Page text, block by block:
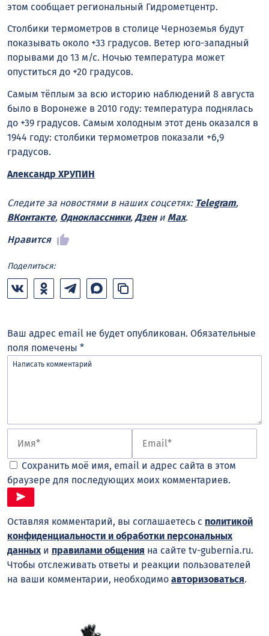
этом сообщает региональный Гидрометцентр.
Столбики термометров в столице Черноземья будут
показывать около +33 градусов. Ветер юго-западный
порывами до 13 м/с. Ночью температура может
опуститься до +20 градусов.
Самым тёплым за всю историю наблюдений 8 августа
было в Воронеже в 2010 году: температура поднялась
до +39 градусов. Самым холодным этот день оказался в
1944 году: столбики термометров показали +6,9
градусов.
Александр ХРУПИН
Следите за новостями в наших соцсетях: Telegram,
ВКонтакте, Одноклассники, Дзени Max.
Нравится
Поделиться:
Ваш адрес email не будет опубликован. Обязательные
поля помечены *
Сохранить моё имя, email и адрес сайта в этом
браузере для последующих моих комментариев.
Оставляя комментарий, вы соглашаетесь с политикой
конфиденциальности и обработки персональных
данных и правилами общения на сайте tv-gubernia.ru.
Чтобы отслеживать ответы и реакции пользователей
на ваши комментарии, необходимо авторизоваться.